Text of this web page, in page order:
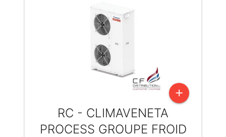
add
RC - CLIMAVENETA
PROCESS GROUPE FROID